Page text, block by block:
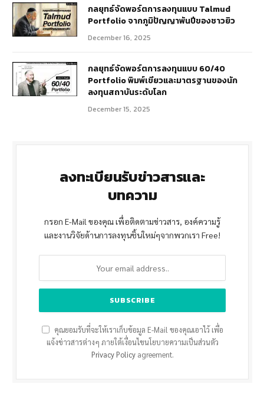
กลยุทธ์จัดพอร์ตการลงทุนแบบ Talmud
Portfolio จากภูมิปัญญาพันปีของชาวยิว
December 16, 2025
กลยุทธ์จัดพอร์ตการลงทุนแบบ 60/40
Portfolio พิมพ์เขียวและมาตรฐานของนัก
ลงทุนสถาบันระดับโลก
December 15, 2025
ลงทะเบียนรับข่าวสารและ
บทความ
กรอก E-Mail ของคุณ เพื่อติดตามข่าวสาร, องค์ความรู้
และงานวิจัยด้านการลงทุนชิ้นใหม่ๆจากพวกเรา Free!
คุณยอมรับที่จะให้เราเก็บข้อมูล E-Mail ของคุณเอาไว้ เพื่อ
แจ้งข่าวสารต่างๆ ภายใต้เงื่อนไขนโยบายความเป็นส่วนตัว
Privacy Policyagreement.